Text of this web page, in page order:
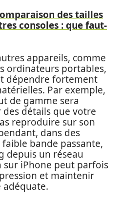
des tailles
consoles : que faut-
appareils, comme
ordinateurs portables,
dépendre fortement
Par exemple,
de gamme sera
détails que votre
reproduire sur son
dans des
bande passante,
depuis un réseau
sur iPhone peut parfois
et maintenir
adéquate.